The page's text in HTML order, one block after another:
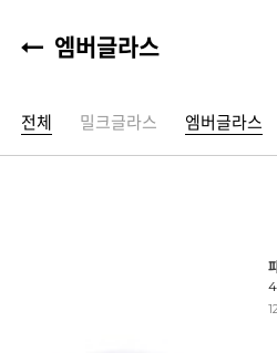
엠버글라스
전체 밀크글라스 엠버글라스